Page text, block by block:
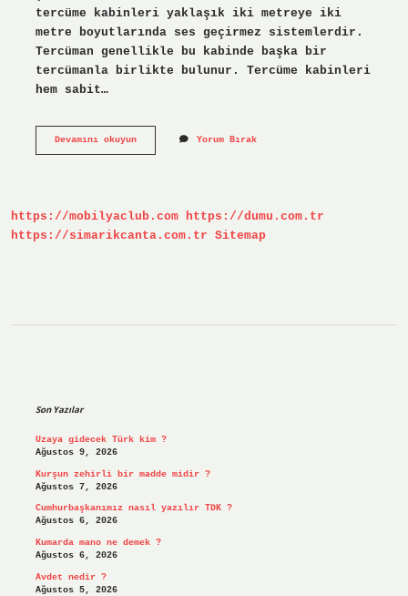
tercüme kabinleri yaklaşık iki metreye iki
metre boyutlarında ses geçirmez sistemlerdir.
Tercüman genellikle bu kabinde başka bir
tercümanla birlikte bulunur. Tercüme kabinleri
hem sabit…
Devamını okuyunSimultane
Yorum Bırak
https://mobilyaclub.com https://dumu.com.tr
https://simarikcanta.com.tr Sitemap
Son Yazılar
Uzaya gidecek Türk kim ?
Ağustos 9, 2026
Kurşun zehirli bir madde midir ?
Ağustos 7, 2026
Cumhurbaşkanımız nasıl yazılır TDK ?
Ağustos 6, 2026
Kumarda mano ne demek ?
Ağustos 6, 2026
Avdet nedir ?
Ağustos 5, 2026